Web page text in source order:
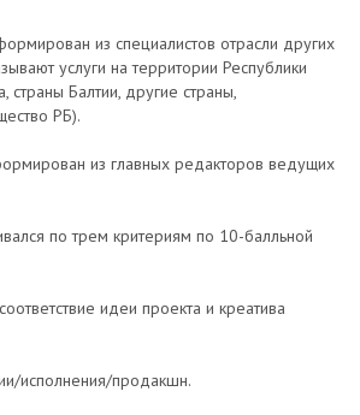
из специалистов отрасли других
услуги на территории Республики
страны Балтии, другие страны,
РБ).
из главных редакторов ведущих
по трем критериям по 10-балльной
идеи проекта и креатива
исполнения/продакшн.